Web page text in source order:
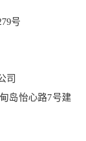
号
司
岛怡心路7号建